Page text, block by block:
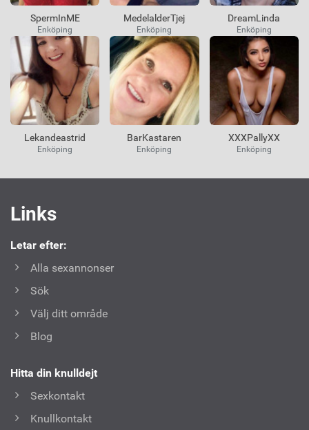
SpermInME
Enköping
MedelalderTjej
Enköping
DreamLinda
Enköping
Lekandeastrid
Enköping
BarKastaren
Enköping
XXXPallyXX
Enköping
Användbara
länkar
Links
Letar efter:
Alla sexannonser
Sök
Välj ditt område
Blog
Hitta din knulldejt
Sexkontakt
Knullkontakt